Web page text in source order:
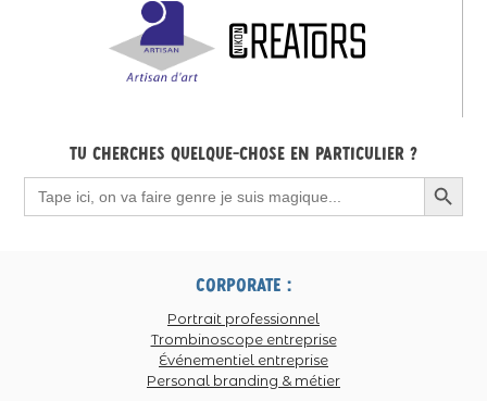
Tu cherches quelque-chose en particulier ?
Search
for:
Search Button
corporate :
Portrait professionnel
Trombinoscope entreprise
Événementiel entreprise
Personal branding & métier